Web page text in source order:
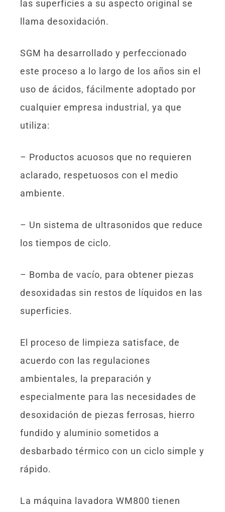
las superficies a su aspecto original se
llama desoxidación.
SGM ha desarrollado y perfeccionado
este proceso a lo largo de los años sin el
uso de ácidos, fácilmente adoptado por
cualquier empresa industrial, ya que
utiliza:
– Productos acuosos que no requieren
aclarado, respetuosos con el medio
ambiente.
– Un sistema de ultrasonidos que reduce
los tiempos de ciclo.
– Bomba de vacío, para obtener piezas
desoxidadas sin restos de líquidos en las
superficies.
El proceso de limpieza satisface, de
acuerdo con las regulaciones
ambientales, la preparación y
especialmente para las necesidades de
desoxidación de piezas ferrosas, hierro
fundido y aluminio sometidos a
desbarbado térmico con un ciclo simple y
rápido.
La máquina lavadora WM800 tienen